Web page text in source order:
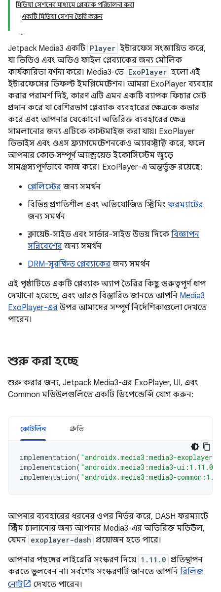
মিডিয়া সেশনের মাধ্যমে প্লেব্যাক পরিচালনা করা
একটি মিডিয়া সেশন তৈরি করুন
Jetpack Media3 একটি Player ইন্টারফেস সংজ্ঞায়িত করে,
যা ভিডিও এবং অডিও ফাইল প্লেব্যাকের জন্য মৌলিক
কার্যকারিতা বর্ণনা করে। Media3-তে ExoPlayer হলো এই
ইন্টারফেসের ডিফল্ট ইমপ্লিমেন্টেশন। আমরা ExoPlayer ব্যবহার
করার পরামর্শ দিই, কারণ এটি এমন একটি ব্যাপক ফিচার সেট
প্রদান করে যা বেশিরভাগ প্লেব্যাক ব্যবহারের ক্ষেত্রকে কভার
করে এবং আপনার যেকোনো অতিরিক্ত ব্যবহারের ক্ষেত্র
সামলানোর জন্য এটিকে কাস্টমাইজ করা যায়। ExoPlayer
ডিভাইস এবং ওএস ফ্র্যাগমেন্টেশনকেও অ্যাবস্ট্রাক্ট করে, ফলে
আপনার কোড সম্পূর্ণ অ্যান্ড্রয়েড ইকোসিস্টেম জুড়ে
সামঞ্জস্যপূর্ণভাবে কাজ করে। ExoPlayer-এ অন্তর্ভুক্ত রয়েছে:
প্লেলিস্টের জন্য সমর্থন
বিভিন্ন প্রগতিশীল এবং অভিযোজিত স্ট্রিমিং ফরম্যাটের
জন্য সমর্থন
ক্লায়েন্ট-সাইড এবং সার্ভার-সাইড উভয় দিকে বিজ্ঞাপন
সন্নিবেশের জন্য সমর্থন
DRM-সুরক্ষিত প্লেব্যাকের জন্য সমর্থন
এই পৃষ্ঠাটিতে একটি প্লেব্যাক অ্যাপ তৈরির কিছু গুরুত্বপূর্ণ ধাপ
দেখানো হয়েছে, এবং আরও বিস্তারিত জানতে আপনি Media3
ExoPlayer-এর উপর আমাদের সম্পূর্ণ নির্দেশিকাগুলো দেখতে
পারেন।
শুরু করা হচ্ছে
শুরু করার জন্য, Jetpack Media3-এর ExoPlayer, UI, এবং
Common মডিউলগুলিতে একটি ডিপেন্ডেন্সি যোগ করুন:
কোটলিন গ্রুভি
implementation( "androidx.media3:media3-
implementation( "androidx.media3:media3-ui:1.11.0"
implementation( "androidx.media3:media3-
আপনার ব্যবহারের ধরনের ওপর নির্ভর করে, DASH ফরম্যাটে
স্ট্রিম চালানোর জন্য আপনার Media3-এর অতিরিক্ত মডিউল,
যেমন exoplayer-dash প্রয়োজন হতে পারে।
আপনার পছন্দের লাইব্রেরি সংস্করণ দিয়ে 1.11.0 প্রতিস্থাপন
করতে ভুলবেন না। সর্বশেষ সংস্করণটি জানতে আপনি রিলিজ
নোট
দেখতে পারেন।